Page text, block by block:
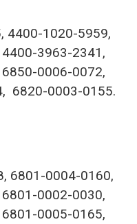
4400-1020-5959,
3963-2341,
0006-0072,
6820-0003-0155.
6801-0004-0160,
0002-0030,
0005-0165,